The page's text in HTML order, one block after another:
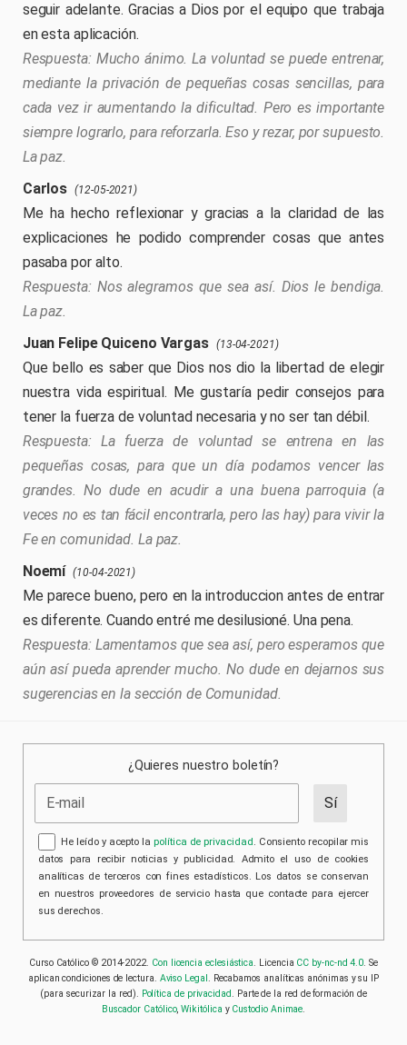
seguir adelante. Gracias a Dios por el equipo que trabaja
en esta aplicación.
Mucho ánimo. La voluntad se puede entrenar,
mediante la privación de pequeñas cosas sencillas, para
cada vez ir aumentando la dificultad. Pero es importante
siempre lograrlo, para reforzarla. Eso y rezar, por supuesto.
La paz.
Carlos (12-05-2021)
Me ha hecho reflexionar y gracias a la claridad de las
explicaciones he podido comprender cosas que antes
pasaba por alto.
Nos alegramos que sea así. Dios le bendiga.
La paz.
Juan Felipe Quiceno Vargas (13-04-2021)
Que bello es saber que Dios nos dio la libertad de elegir
nuestra vida espiritual. Me gustaría pedir consejos para
tener la fuerza de voluntad necesaria y no ser tan débil.
La fuerza de voluntad se entrena en las
pequeñas cosas, para que un día podamos vencer las
grandes. No dude en acudir a una buena parroquia (a
veces no es tan fácil encontrarla, pero las hay) para vivir la
Fe en comunidad. La paz.
Noemí (10-04-2021)
Me parece bueno, pero en la introduccion antes de entrar
es diferente. Cuando entré me desilusioné. Una pena.
Lamentamos que sea así, pero esperamos que
aún así pueda aprender mucho. No dude en dejarnos sus
sugerencias en la sección de Comunidad.
¿Quieres nuestro boletín?
He leído y acepto lapolítica de privacidad. Consiento recopilar mis
datos para recibir noticias y publicidad. Admito el uso de cookies
analíticas de terceros con fines estadísticos. Los datos se conservan
en nuestros proveedores de servicio hasta que contacte para ejercer
sus derechos.
Curso Católico © 2014-2022. Con licencia eclesiástica. Licencia CC by-nc-nd 4.0. Se
aplican condiciones de lectura. Aviso Legal . Recabamos analíticas anónimas y su IP
(para securizar la red). Política de privacidad. Parte de la red de formación de
Buscador Católico,Wikitólica y Custodio Animae.